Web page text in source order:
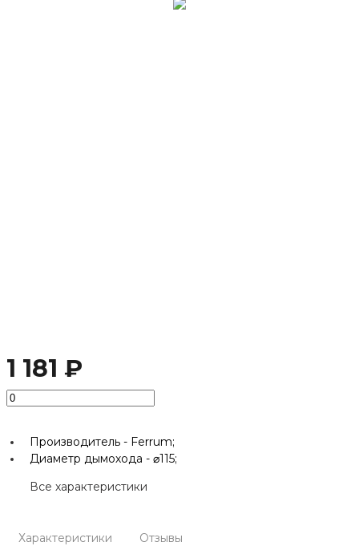
1 181 ₽
Производитель - Ferrum;
Диаметр дымохода - ⌀115;
Все характеристики
Характеристики Отзывы